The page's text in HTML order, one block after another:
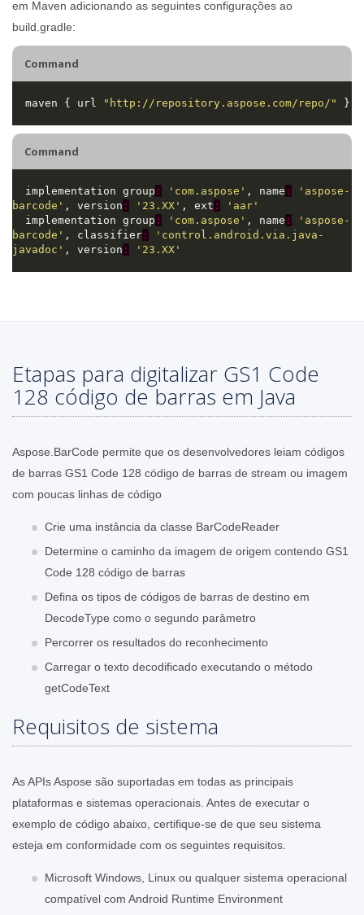
em Maven adicionando as seguintes configurações ao
build.gradle:
Command
  maven { url
"http://repository.aspose.com/repo/"
Command
  implementation group
: 'com.aspose' , name :
'aspose-
barcode' , version : '23.XX' , ext :
'aar'
  implementation group
: 'com.aspose' , name :
'aspose-
barcode' , classifier :
'control.android.via.java-
javadoc' , version : '23.XX'
Etapas para digitalizar GS1 Code
128 código de barras em Java
Aspose.BarCode permite que os desenvolvedores leiam códigos
de barras GS1 Code 128 código de barras de stream ou imagem
com poucas linhas de código
Crie uma instância da classe BarCodeReader
Determine o caminho da imagem de origem contendo GS1
Code 128 código de barras
Defina os tipos de códigos de barras de destino em
DecodeType como o segundo parâmetro
Percorrer os resultados do reconhecimento
Carregar o texto decodificado executando o método
getCodeText
Requisitos de sistema
As APIs Aspose são suportadas em todas as principais
plataformas e sistemas operacionais. Antes de executar o
exemplo de código abaixo, certifique-se de que seu sistema
esteja em conformidade com os seguintes requisitos.
Microsoft Windows, Linux ou qualquer sistema operacional
compatível com Android Runtime Environment